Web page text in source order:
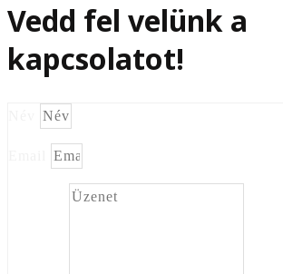
Vedd fel velünk a
kapcsolatot!